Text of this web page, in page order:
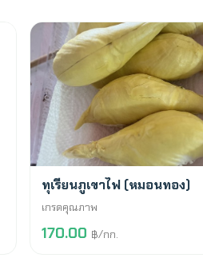
พร้อมขาย
ทุเรียนภูเขาไฟ (หมอนทอง)
เกรดคุณภาพ
170.00 ฿/กก.